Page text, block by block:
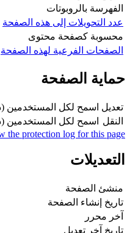
الفهرسة بالروبوتات
عدد التحويلات إلى هذه الصفحة
محسوبة كصفحة محتوى
الصفحات الفرعية لهذه الصفحة
حماية الصفحة
تعديل اسمح لكل المستخدمين
النقل
اسمح لكل المستخدمين
the protection log for this page.
التعديلات
منشئ الصفحة
تاريخ إنشاء الصفحة
آخر محرر
تاريخ آخر تعديل